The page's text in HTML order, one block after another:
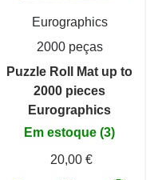
Eurographics
2000 peças
Puzzle Roll Mat up to
2000 pieces
Eurographics
Em estoque (3)
20,00 €